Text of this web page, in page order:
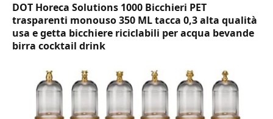
DOT Horeca Solutions 1000 Bicchieri PET
trasparenti monouso 350 ML tacca 0,3 alta qualità
usa e getta bicchiere riciclabili per acqua bevande
birra cocktail drink